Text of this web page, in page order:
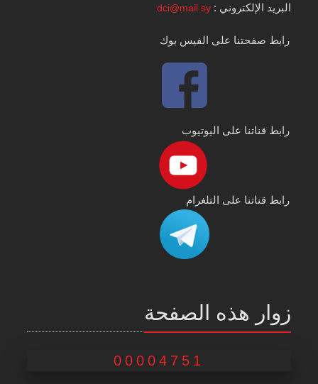
البريد الإلكتروني :dci@mail.sy
رابط صفحتنا على الفيس بوك
رابط قناتنا على اليوتيوب
رابط قناتنا على التلغرام
زوار هذه الصفحة
00004751